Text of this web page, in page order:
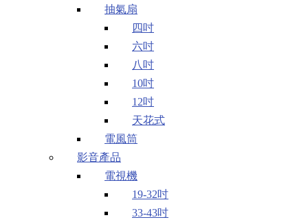
抽氣扇
四吋
六吋
八吋
10吋
12吋
天花式
電風筒
影音產品
電視機
19-32吋
33-43吋